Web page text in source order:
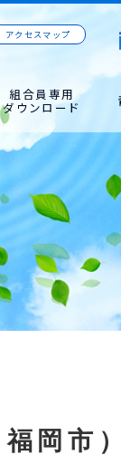
アクセスマップ
組合員専用
ダウンロード
岡市）